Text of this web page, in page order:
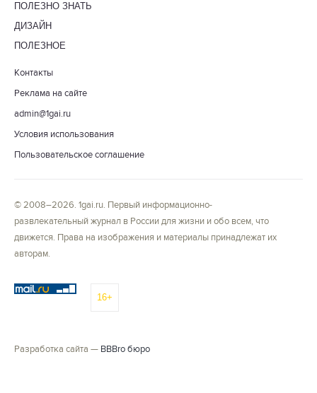
ПОЛЕЗНО ЗНАТЬ
ДИЗАЙН
ПОЛЕЗНОЕ
Контакты
Реклама на сайте
admin@1gai.ru
Условия использования
Пользовательское соглашение
© 2008–2026. 1gai.ru. Первый информационно-
развлекательный журнал в России для жизни и обо всем, что
движется. Права на изображения и материалы принадлежат их
авторам.
16+
Разработка сайта — BBBro бюро